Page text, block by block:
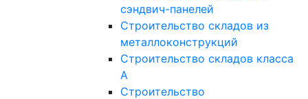
сэндвич-панелей
Строительство складов из
металлоконструкций
Строительство складов класса
А
Строительство